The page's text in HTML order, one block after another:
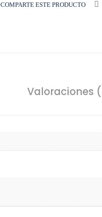
COMPARTE ESTE PRODUCTO
Valoraciones